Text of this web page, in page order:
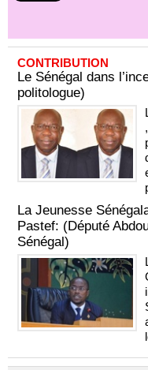
CONTRIBUTION
Le Sénégal dans
politologue)
La Jeunesse
Pastef: (Député
Sénégal)